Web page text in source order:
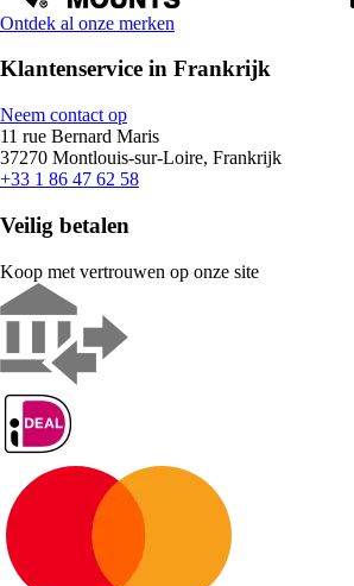
Ontdek al onze merken
Klantenservice in Frankrijk
Neem contact op
11 rue Bernard Maris
37270 Montlouis-sur-Loire, Frankrijk
+33 1 86 47 62 58
Veilig betalen
Koop met vertrouwen op onze site